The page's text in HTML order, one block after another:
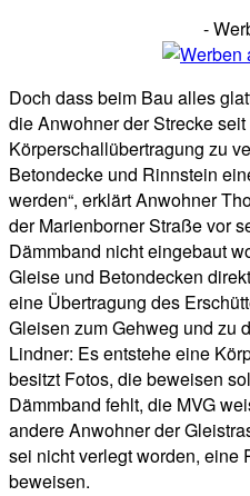
-
Doch dass beim Bau alles
die Anwohner der Strecke
Körperschallübertragung zu
Betondecke und Rinnstein
werden“, erklärt Anwohner
der Marienborner Straße vor
Dämmband nicht eingebaut
Gleise und Betondecken
eine Übertragung des
Gleisen zum Gehweg und zu
Lindner: Es entstehe eine
besitzt Fotos, die beweisen
Dämmband fehlt, die MVG
andere Anwohner der
sei nicht verlegt worden, eine
beweisen.